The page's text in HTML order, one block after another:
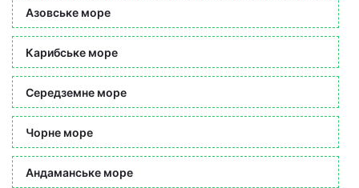
Азовське море
Карибське море
Середземне море
Чорне море
Андаманське море